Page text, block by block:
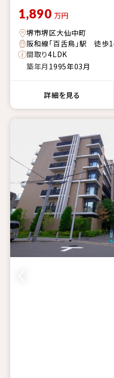
1,890 万円
堺市堺区大仙中町
阪和線「百舌鳥」駅 徒歩
間取り4LDK
築年月 1995年03月
詳細を見る